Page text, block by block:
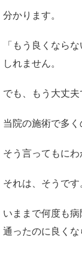
分かります。
「もう良くなら
しれません。
でも、もう大丈夫
当院の施術で多く
そう言ってもにわ
それは、そうです
いままで何度も
通ったのに良くな